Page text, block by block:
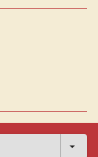
arrow_drop_down